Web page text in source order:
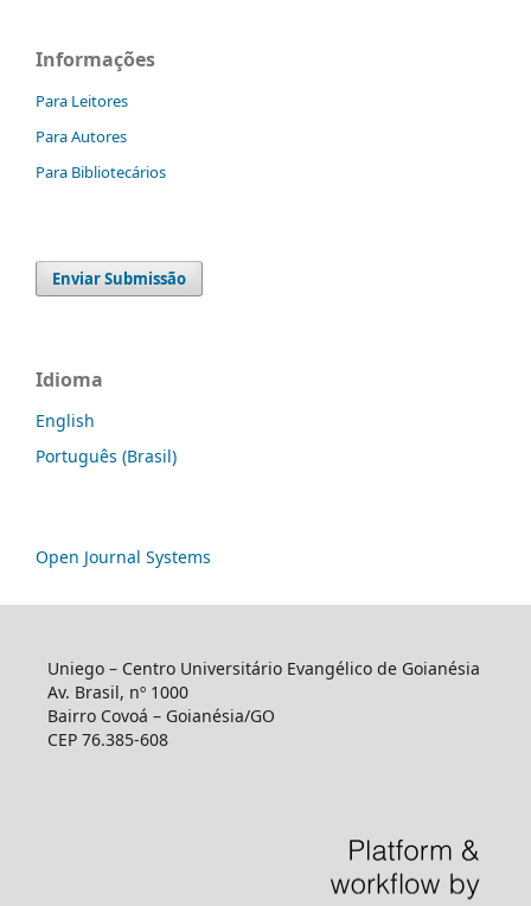
Informações
Para Leitores
Para Autores
Para Bibliotecários
Enviar Submissão
Idioma
English
Português (Brasil)
Open Journal Systems
Uniego – Centro Universitário Evangélico de Goianésia
Av. Brasil, nº 1000
Bairro Covoá – Goianésia/GO
CEP 76.385-608